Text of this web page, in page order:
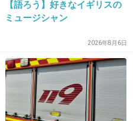
+9
【語ろう】好きなイギリスの
ミュージシャン
2026年8月6日